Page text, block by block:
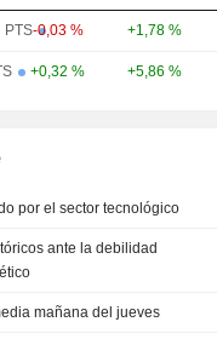
PTS-0,03 % +1,78 %
+0,32 % +5,86 %
por el sector tecnológico
ante la debilidad
mañana del jueves